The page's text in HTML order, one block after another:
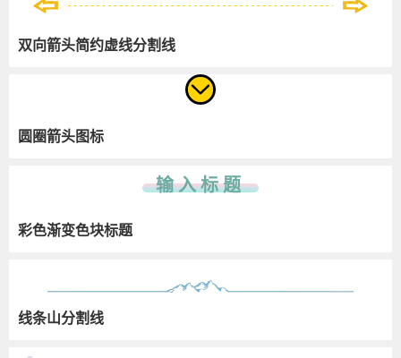
双向箭头简约虚线分割线
圆圈箭头图标
输入标题
彩色渐变色块标题
线条山分割线